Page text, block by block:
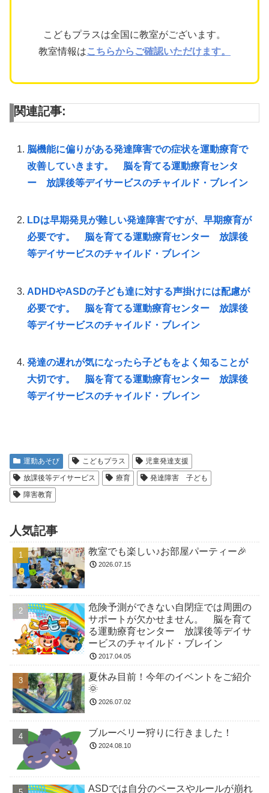
こどもプラスは全国に教室がございます。
教室情報はこちらからご確認いただけます。
関連記事:
脳機能に偏りがある発達障害での症状を運動療育で
改善していきます。 脳を育てる運動療育センタ
ー 放課後等デイサービスのチャイルド・ブレイン
LDは早期発見が難しい発達障害ですが、早期療育が
必要です。 脳を育てる運動療育センター 放課後
等デイサービスのチャイルド・ブレイン
ADHDやASDの子ども達に対する声掛けには配慮が
必要です。 脳を育てる運動療育センター 放課後
等デイサービスのチャイルド・ブレイン
発達の遅れが気になったら子どもをよく知ることが
大切です。 脳を育てる運動療育センター 放課後
等デイサービスのチャイルド・ブレイン
運動あそび こどもプラス
児童発達支援
放課後等デイサービス
療育
発達障害 子ども
障害教育
人気記事
教室でも楽しい♪お部屋パーティー🎉
2026.07.15
危険予測ができない自閉症では周囲の
サポートが欠かせません。 脳を育て
る運動療育センター 放課後等デイサ
ービスのチャイルド・ブレイン
2017.04.05
夏休み目前！今年のイベントをご紹介
🌞
2026.07.02
ブルーベリー狩りに行きました！
2024.08.10
ASDでは自分のペースやルールが崩れ